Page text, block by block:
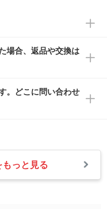
に関する詳細は、
。
ース/調整してほ
のイラスト、写真
ーデータに変換し
変換してほしい
や濃淡を表現した
タッフがお客様の
し、印刷色をご提
など濃色の場合は
すめしておりま
の場合、印刷をく
濃い印刷色が、柔
淡い印刷色が映え
色が本体色に合わ
そうな場合は、ス
ることもございま
で、土日祝日はお
・お問い合わせ
場合、返品や交換は
、至急担当スタッ
の状況を確認し、
障している場合
いた場合
。どこに問い合わせ
メールにてご連絡
質問も受け付けて
っと見る